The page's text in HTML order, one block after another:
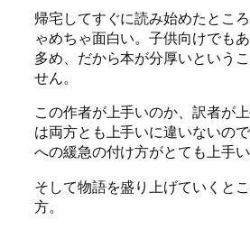
帰宅してすぐに読み始めたとこ
ゃめちゃ面白い。子供向けでも
多め、だから本が分厚いという
せん。
この作者が上手いのか、訳者が
は両方とも上手いに違いないの
への緩急の付け方がとても上手い
そして物語を盛り上げていくと
方。